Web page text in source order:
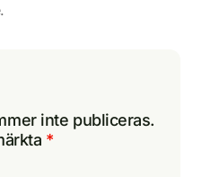
inte publiceras.
*